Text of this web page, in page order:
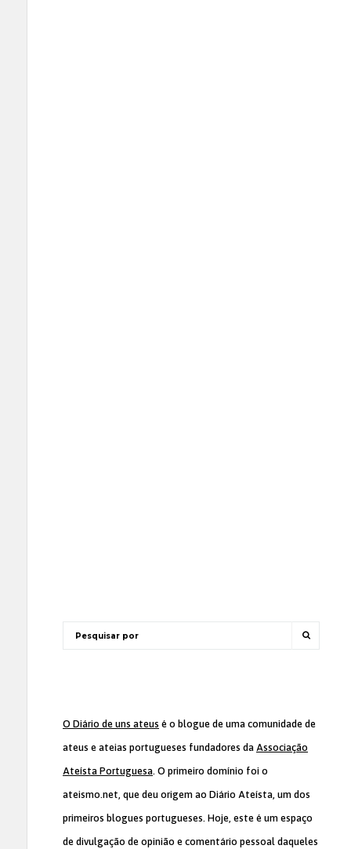
O Diário de uns ateus é o blogue de uma comunidade de
ateus e ateias portugueses fundadores da Associação
Ateísta Portuguesa. O primeiro domínio foi o
ateismo.net, que deu origem ao Diário Ateísta, um dos
primeiros blogues portugueses. Hoje, este é um espaço
de divulgação de opinião e comentário pessoal daqueles